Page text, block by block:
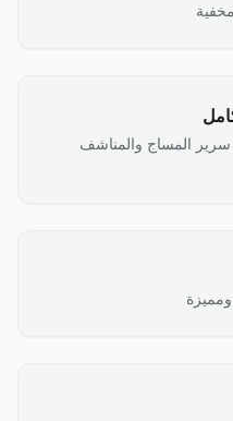
سرير المساج والمناشف